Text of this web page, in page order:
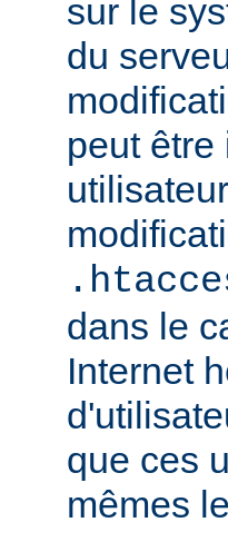
sur le
du
peut être
dans le
Internet
que ces
mêmes